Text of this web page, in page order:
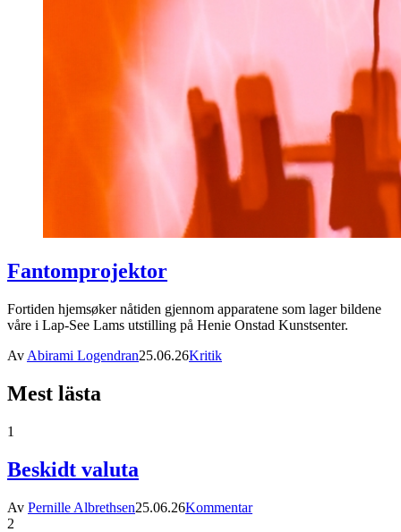
Fantomprojektor
Fortiden hjemsøker nåtiden gjennom apparatene som lager bildene
våre i Lap-See Lams utstilling på Henie Onstad Kunstsenter.
Av Abirami Logendran25.06.26Kritik
Mest lästa
1
Beskidt valuta
Av Pernille Albrethsen25.06.26Kommentar
2